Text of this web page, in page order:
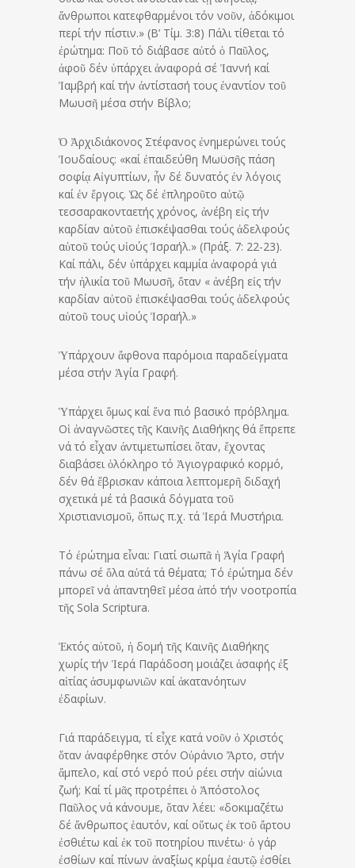
ἄνθρωποι κατεφθαρμένοι τόν νοῦν, ἀδόκιμοι
περί τήν πίστιν.» (Β’ Τίμ. 3:8) Πάλι τίθεται τό
ἐρώτημα: Ποῦ τό διάβασε αὐτό ὁ Παῦλος,
ἀφοῦ δέν ὑπάρχει ἀναφορά σέ Ἰαννή καί
Ἰαμβρή καί τήν ἀντίστασή τους ἐναντίον τοῦ
Μωυσῆ μέσα στήν Βίβλο;
Ὁ Ἀρχιδιάκονος Στέφανος ἐνημερώνει τούς
Ἰουδαίους: «καί ἐπαιδεύθη Μωϋσῆς πάση
σοφίᾳ Αἰγυπτίων, ἦν δέ δυνατός ἐν λόγοις
καί ἐν ἔργοις. Ὡς δέ ἐπληροῦτο αὐτῷ
τεσσαρακονταετής χρόνος, ἀνέβη εἰς τήν
καρδίαν αὐτοῦ ἐπισκέψασθαι τούς ἀδελφούς
αὐτοῦ τούς υἱούς Ἰσραήλ.» (Πράξ. 7: 22-23).
Καί πάλι, δέν ὑπάρχει καμμία ἀναφορά γιά
τήν ἡλικία τοῦ Μωυσῆ, ὄταν « ἀνέβη εἰς τήν
καρδίαν αὐτοῦ ἐπισκέψασθαι τούς ἀδελφούς
αὐτοῦ τους υἱούς Ἰσραήλ.»
Ὑπάρχουν ἄφθονα παρόμοια παραδείγματα
μέσα στήν Ἁγία Γραφή.
Ὑπάρχει ὅμως καί ἕνα πιό βασικό πρόβλημα.
Οἱ ἀναγνῶστες τῆς Καινῆς Διαθήκης θά ἔπρεπε
νά τό εἶχαν ἀντιμετωπίσει ὅταν, ἔχοντας
διαβάσει ὁλόκληρο τό Ἁγιογραφικό κορμό,
δέν θά ἔβρισκαν κάποια λεπτομερῆ διδαχή
σχετικά μέ τά βασικά δόγματα τοῦ
Χριστιανισμοῦ, ὅπως π.χ. τά Ἱερά Μυστήρια.
Τό ἐρώτημα εἶναι: Γιατί σιωπᾶ ἡ Ἁγία Γραφή
πάνω σέ ὅλα αὐτά τά θέματα; Τό ἐρώτημα δέν
μπορεῖ νά ἀπαντηθεῖ μέσα ἀπό τήν νοοτροπία
τῆς Sola Scriptura.
Ἐκτός αὐτοῦ, ἡ δομή τῆς Καινῆς Διαθήκης
χωρίς τήν Ἱερά Παράδοση μοιάζει ἀσαφής ἐξ
αἰτίας ἀσυμφωνιῶν καί ἀκατανόητων
ἐδαφίων.
Γιά παράδειγμα, τί εἶχε κατά νοῦν ὁ Χριστός
ὅταν ἀναφέρθηκε στόν Οὐράνιο Ἄρτο, στήν
ἄμπελο, καί στό νερό πού ρέει στήν αἰώνια
ζωή; Καί τί μᾶς προτρέπει ὁ Ἀπόστολος
Παῦλος νά κάνουμε, ὅταν λέει: «δοκιμαζέτω
δέ ἄνθρωπος ἑαυτόν, καί οὕτως ἐκ τοῦ ἄρτου
ἐσθιέτω καί ἐκ τοῦ ποτηρίου πινέτω· ὁ γάρ
ἐσθίων καί πίνων ἀναξίως κρίμα ἐαυτῷ ἐσθίει